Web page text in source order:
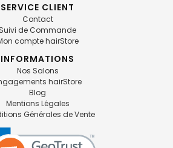
SERVICE CLIENT
Contact
Suivi de Commande
compte hairStore
INFORMATIONS
Nos Salons
hairStore
Blog
Mentions Légales
Générales de Vente